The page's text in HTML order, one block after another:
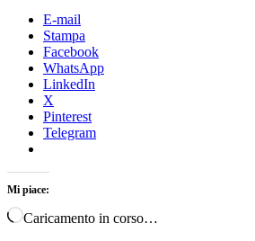
E-mail
Stampa
Facebook
WhatsApp
LinkedIn
X
Pinterest
Telegram
Mi piace:
Caricamento in corso…